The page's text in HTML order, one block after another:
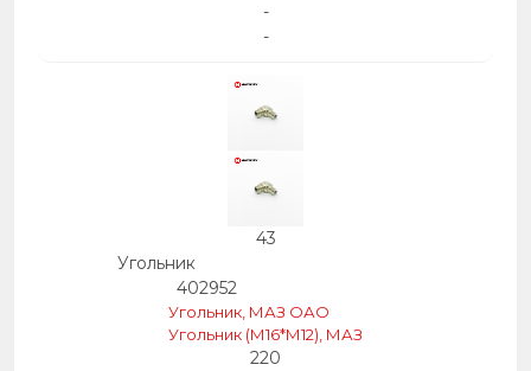
-
-
43
Угольник
402952
Угольник, МАЗ ОАО
Угольник (М16*М12), МАЗ
220